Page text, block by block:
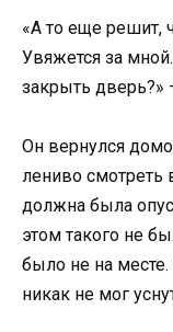
«А то еще решит,
Увяжется за
закрыть дверь?»
Он вернулся
лениво смотреть
должна была
этом такого не
было не на
никак не мог